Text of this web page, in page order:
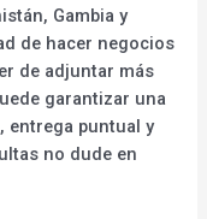
Gambia y
de hacer negocios
de adjuntar más
garantizar una
entrega puntual y
no dude en